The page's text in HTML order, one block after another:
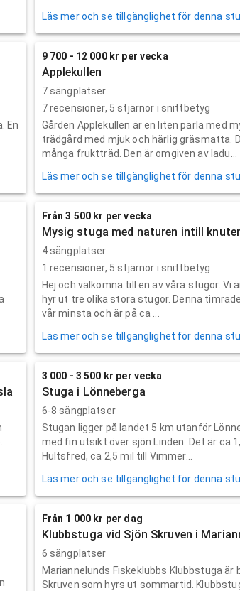
Läs mer och se tillgänglighet för denna
En
9 700 - 12 000 kr per vecka
Applekullen
7 sängplatser
7recensioner, 5 stjärnor i snittbetyg
Gården Applekullen är en liten pärla med
trädgård med mjuk och härlig gräsmatta.
många fruktträd. Den är omgiven av ladu...
Läs mer och se tillgänglighet för denna
Från 3 500 kr per vecka
Mysig stuga med naturen intill
4 sängplatser
1 recensioner, 5 stjärnor i snittbetyg
Hej och välkomna till en av våra stugor. Vi
hyr ut tre olika stora stugor. Denna
vår minsta och är på ca ...
Läs mer och se tillgänglighet för denna
3 000 - 3 500 kr per vecka
Stuga i Lönneberga
6-8 sängplatser
Stugan ligger på landet 5 km utanför
med fin utsikt över sjön Linden. Det är ca
Hultsfred, ca 2,5 mil till Vimmer...
Läs mer och se tillgänglighet för denna
Från 1 000 kr per dag
Klubbstuga vid Sjön Skruven i
6 sängplatser
Mariannelunds Fiskeklubbs Klubbstuga är
Skruven som hyrs ut sommartid.